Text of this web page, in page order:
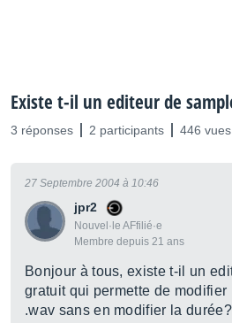
Existe t-il un editeur de
3 réponses 2 participants 446 vues
jpr2
Nouvel·le AFfilié·e
Membre depuis 21 ans
27 Septembre 2004 à 10:46
Bonjour à tous, existe t-il un
gratuit qui permette de
.wav sans en modifier la